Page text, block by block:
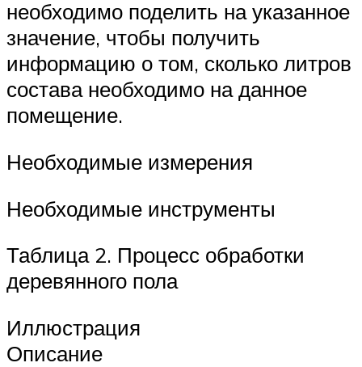
необходимо поделить на указанное
значение, чтобы получить
информацию о том, сколько литров
состава необходимо на данное
помещение.
Необходимые измерения
Необходимые инструменты
Таблица 2. Процесс обработки
деревянного пола
Иллюстрация
Описание